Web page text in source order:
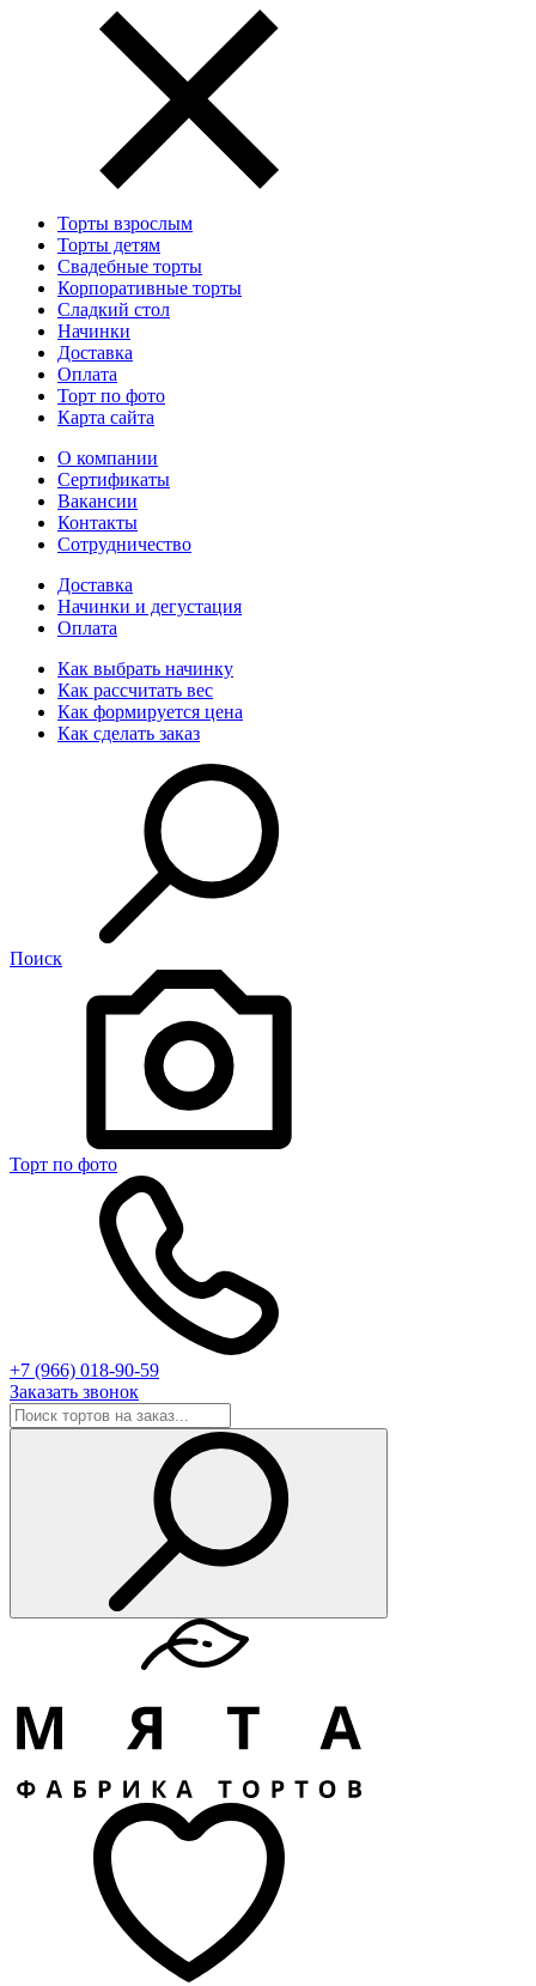
Торты взрослым
Торты детям
Свадебные торты
Корпоративные торты
Сладкий стол
Начинки
Доставка
Оплата
Торт по фото
Карта сайта
О компании
Сертификаты
Вакансии
Контакты
Сотрудничество
Доставка
Начинки и дегустация
Оплата
Как выбрать начинку
Как рассчитать вес
Как формируется цена
Как сделать заказ
Поиск
Торт по фото
+7 (966) 018-90-59
Заказать звонок